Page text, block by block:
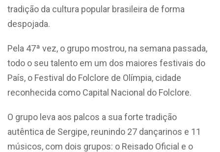
tradição da cultura popular brasileira de forma
despojada.
Pela 47ª vez, o grupo mostrou, na semana passada,
todo o seu talento em um dos maiores festivais do
País, o Festival do Folclore de Olímpia, cidade
reconhecida como Capital Nacional do Folclore.
O grupo leva aos palcos a sua forte tradição
autêntica de Sergipe, reunindo 27 dançarinos e 11
músicos, com dois grupos: o Reisado Oficial e o